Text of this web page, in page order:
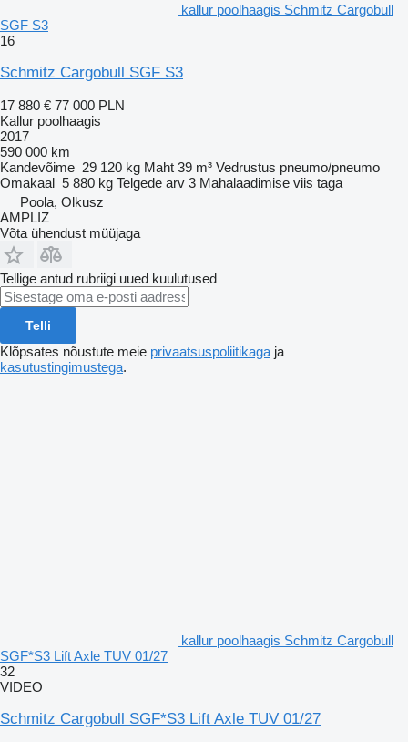
kallur poolhaagis Schmitz Cargobull
SGF S3
16
Schmitz Cargobull SGF S3
17 880 € 77 000 PLN
Kallur poolhaagis
2017
590 000 km
Kandevõime 29 120 kg Maht 39 m³ Vedrustus pneumo/pneumo
Omakaal 5 880 kg Telgede arv 3 Mahalaadimise viis taga
Poola, Olkusz
AMPLIZ
Võta ühendust müüjaga
Tellige antud rubriigi uued kuulutused
Telli
Klõpsates nõustute meie privaatsuspoliitikaga ja
kasutustingimustega.
kallur poolhaagis Schmitz Cargobull
SGF*S3 Lift Axle TUV 01/27
32
VIDEO
Schmitz Cargobull SGF*S3 Lift Axle TUV 01/27